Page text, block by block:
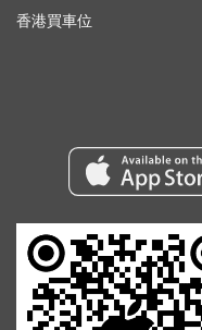
香港買車位